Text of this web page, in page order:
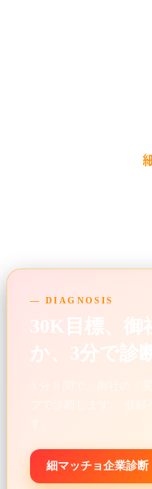
ェックしてみたい方は
— DIAGNOSIS
30K目標、御
か、3分で診
細マッチョ企業診断